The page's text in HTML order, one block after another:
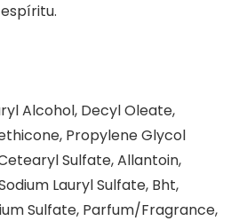
Alcohol, Decyl Oleate,
Propylene Glycol
Sulfate, Allantoin,
Lauryl Sulfate, Bht,
Sulfate, Parfum/Fragrance,